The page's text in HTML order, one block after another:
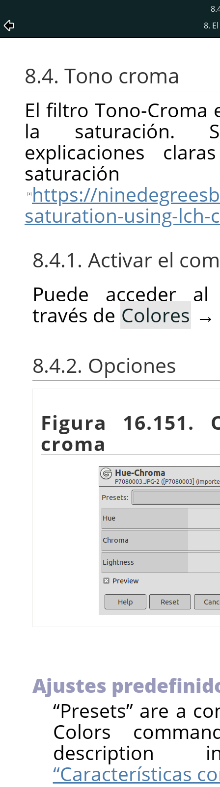
8.
8.4. Tono croma
El filtro Tono-
la saturación.
explicaciones
https://
saturation-using-
8.4.1. Activar el
Puede acceder
través de Colores →
8.4.2. Opciones
Figura 16.151.
croma
Ajustes
“Presets” are a
Colors
“Características